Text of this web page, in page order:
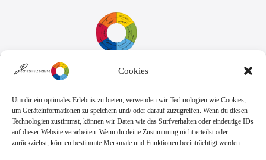
Cookies
Um dir ein optimales Erlebnis zu bieten, verwenden wir Technologien wie Cookies,
um Geräteinformationen zu speichern und/ oder darauf zuzugreifen. Wenn du diesen
Technologien zustimmst, können wir Daten wie das Surfverhalten oder eindeutige IDs
auf dieser Website verarbeiten. Wenn du deine Zustimmung nicht erteilst oder
zurückziehst, können bestimmte Merkmale und Funktionen beeinträchtigt werden.
Sekretariat:
Freitag: 7.45 Uhr bis 13.00 Uhr
E-Mail:
sekretariat@goethe.schule
Telefon
+49 6071 9888 0
Fax
+49 6071 9888 50